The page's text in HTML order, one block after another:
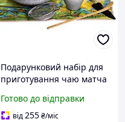
Подарунковий набір для
приготування чаю матча
Готово до відправки
від255₴/міс